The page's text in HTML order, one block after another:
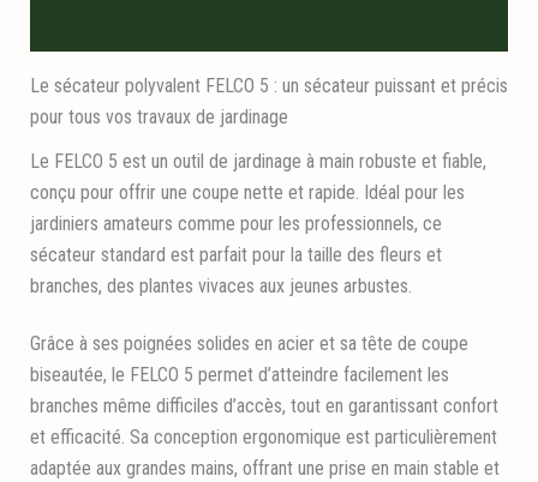
Le sécateur polyvalent FELCO 5 : un sécateur puissant et précis
pour tous vos travaux de jardinage
Le FELCO 5 est un outil de jardinage à main robuste et fiable,
conçu pour offrir une coupe nette et rapide. Idéal pour les
jardiniers amateurs comme pour les professionnels, ce
sécateur standard est parfait pour la taille des fleurs et
branches, des plantes vivaces aux jeunes arbustes.
Grâce à ses poignées solides en acier et sa tête de coupe
biseautée, le FELCO 5 permet d’atteindre facilement les
branches même difficiles d’accès, tout en garantissant confort
et efficacité. Sa conception ergonomique est particulièrement
adaptée aux grandes mains, offrant une prise en main stable et